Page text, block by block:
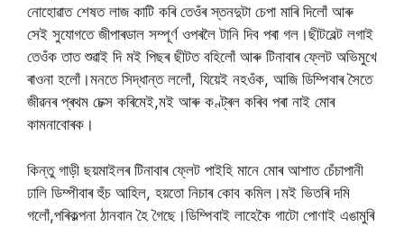
নোহোৱাত শেষত লাজ কাটি কৰি তেওঁৰ স্তনদুটা চেপা মাৰি দিলোঁ আৰু
সেই সুযোগতে জীপাৰডাল সম্পূৰ্ণ ওপৰলৈ টানি দিব পৰা গল।ছীটবেল্ট লগাই
তেওঁক তাত শুৱাই দি মই পিছৰ ছীটত বহিলোঁ আৰু টিনাবাৰ ফ্লেট অভিমুখে
ৰাওনা হলোঁ।মনতে সিদ্ধান্ত ললোঁ, যিয়েই নহওঁক, আজি ডিম্পিবাৰ সৈতে
জীৱনৰ প্ৰথম চেক্স কৰিমেই,মই আৰু কণ্ট্ৰল কৰিব পৰা নাই মোৰ
কামনাবোৰক।
কিন্তু গাড়ী ছয়মাইলৰ টিনাবাৰ ফ্লেট পাইহি মানে মোৰ আশাত চেঁচাপানী
ঢালি ডিম্পীবাৰ হুঁচ আহিল, হয়তো নিচাৰ কোব কমিল।মই ভিতৰি দমি
গলোঁ,পৰিকল্পনা ঠানবান হৈ গৈছে।ডিম্পিবাই লাহেকৈ গাটো পোণাই এঙামুৰি